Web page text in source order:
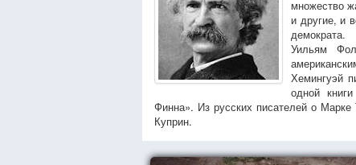
множество
и другие, и
демократа.
Уильям
Хемингуэй
одной
Финна». Из русских писателей о
Куприн.